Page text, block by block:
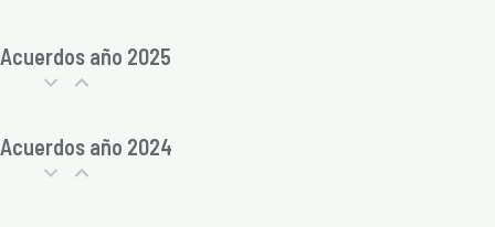
Acuerdos año 2025
Acuerdos año 2024